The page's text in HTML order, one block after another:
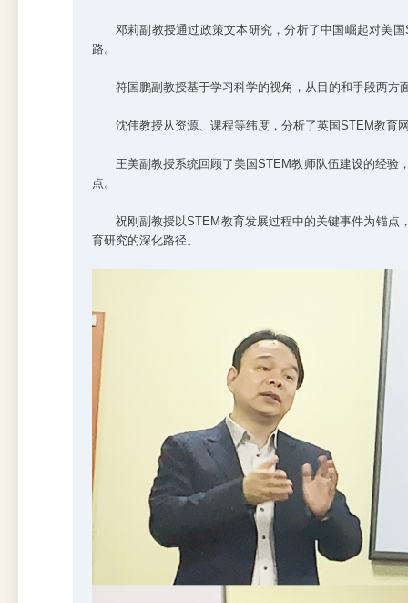
邓莉副教授通过政策文本研究，分析了中国崛起对美
路。
符国鹏副教授基于学习科学的视角，从目的和手段两方
沈伟教授从资源、课程等纬度，分析了英国STEM教育
王美副教授系统回顾了美国STEM教师队伍建设的经
点。
祝刚副教授以STEM教育发展过程中的关键事件为锚
育研究的深化路径。